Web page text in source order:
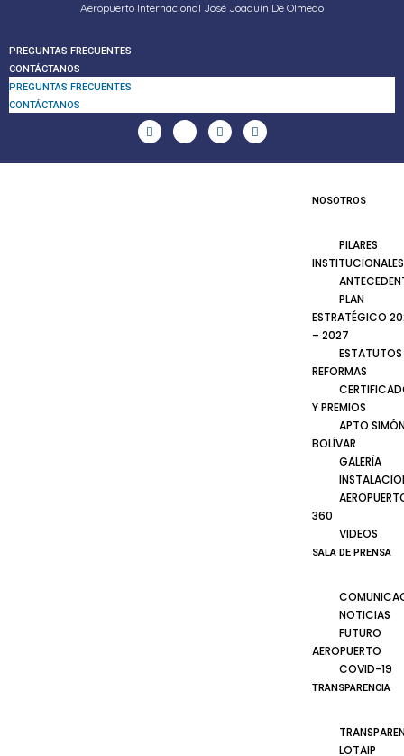
Aeropuerto Internacional José Joaquín De Olmedo
PREGUNTAS FRECUENTES
CONTÁCTANOS
PREGUNTAS FRECUENTES
CONTÁCTANOS
NOSOTROS
PILARES
INSTITUCIONALES
PLAN
ESTRATÉGICO
– 2027
ESTATUTOS
REFORMAS
Y PREMIOS
APTO
BOLÍVAR
GALERÍA
360
VIDEOS
SALA DE PRENSA
NOTICIAS
FUTURO
AEROPUERTO
COVID-19
TRANSPARENCIA
LOTAIP